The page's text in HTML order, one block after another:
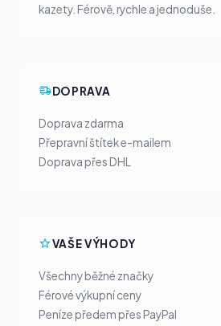
kazety. Férově, rychle a jednoduše.
DOPRAVA
Doprava zdarma
Přepravní štítek e-mailem
Doprava přes DHL
VAŠE VÝHODY
Všechny běžné značky
Férové výkupní ceny
Peníze předem přes PayPal